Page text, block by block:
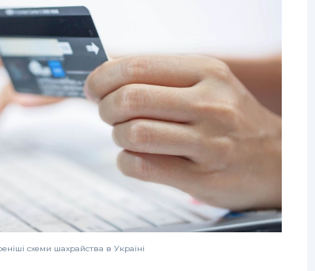
ЩОМІСЯЧНИЙ ОГЛЯД
КЕШБЕКУ
ПУТІВНИКИ ПО
БАНКІВСЬКИХ КАРТКАХ
схеми шахрайства в Україні